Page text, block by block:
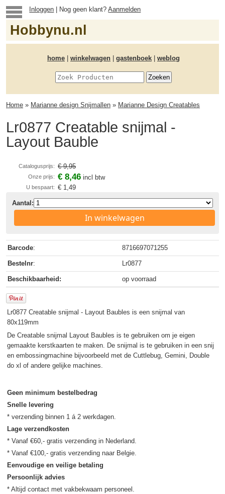
Inloggen | Nog geen klant?Aanmelden
Hobbynu.nl
home winkelwagen gastenboek weblog
Home » Marianne design Snijmallen » Marianne Design Creatables
Lr0877 Creatable snijmal -
Layout Bauble
Catalogusprijs: € 9,95
Onze prijs: € 8,46 incl btw
U bespaart: € 1,49
Aantal:
In winkelwagen
Barcode: 8716697071255
Bestelnr: Lr0877
Beschikbaarheid: op voorraad
Lr0877 Creatable snijmal - Layout Baubles is een snijmal van
80x119mm
De Creatable snijmal Layout Baubles is te gebruiken om je eigen
gemaakte kerstkaarten te maken. De snijmal is te gebruiken in een snij
en embossingmachine bijvoorbeeld met de Cuttlebug, Gemini, Double
do xl of andere gelijke machines.
Geen minimum bestelbedrag
Snelle levering
Lage verzendkosten
* Vanaf €60,- gratis verzending in Nederland.
Eenvoudige en veilige betaling
Persoonlijk advies